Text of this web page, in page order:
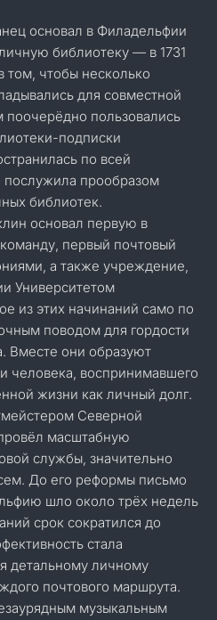
основал в Филадельфии
библиотеку — в 1731
том, чтобы несколько
для совместной
поочерёдно пользовались
подписки
по всей
прообразом
библиотек.
основал первую в
первый почтовый
а также учреждение,
Университетом
из этих начинаний само по
поводом для гордости
Вместе они образуют
человека, воспринимавшего
жизни как личный долг.
Северной
масштабную
службы, значительно
До его реформы письмо
шло около трёх недель
срок сократился до
стала
детальному личному
почтового маршрута.
музыкальным